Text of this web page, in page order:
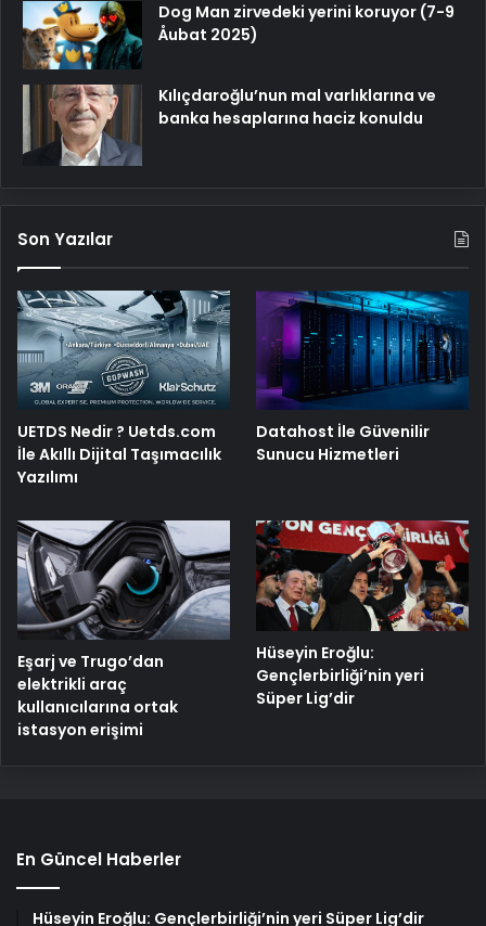
Dog Man zirvedeki yerini koruyor (7-9
Åubat 2025)
Kılıçdaroğlu’nun mal varlıklarına ve
banka hesaplarına haciz konuldu
Son Yazılar
UETDS Nedir ? Uetds.com
İle Akıllı Dijital Taşımacılık
Yazılımı
Datahost İle Güvenilir
Sunucu Hizmetleri
Eşarj ve Trugo’dan
elektrikli araç
kullanıcılarına ortak
istasyon erişimi
Hüseyin Eroğlu:
Gençlerbirliği’nin yeri
Süper Lig’dir
En Güncel Haberler
Hüseyin Eroğlu: Gençlerbirliği’nin yeri Süper Lig’dir